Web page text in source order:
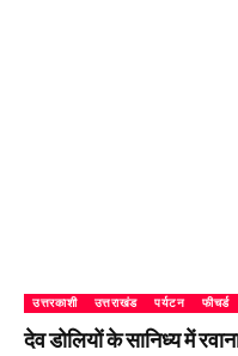
उत्तरकाशी उत्तराखंड पर्यटन फीचर्ड
देव डोलियों के सानिध्य में